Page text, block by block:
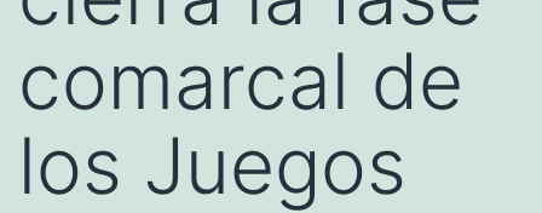
comarcal de
los Juegos